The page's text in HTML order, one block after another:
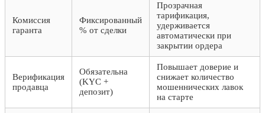
Комиссия
гаранта
Фиксированный
% от сделки
Прозрачная
тарификация,
удерживается
автоматически при
закрытии ордера
Верификация
продавца
Обязательна
(KYC +
депозит)
Повышает доверие и
снижает количество
мошеннических лавок
на старте